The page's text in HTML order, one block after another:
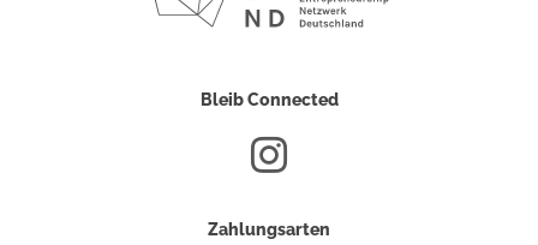
Bleib Connected
Zahlungsarten